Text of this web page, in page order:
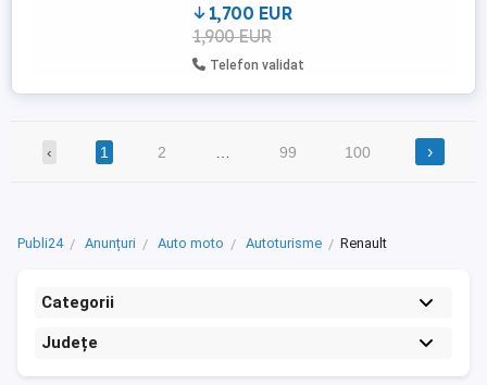
utilizare imediată. Autoturism ...
1,700 EUR
1,900 EUR
Telefon validat
‹ 1 2 99 100 ›
Publi24 Anunțuri Auto moto Autoturisme Renault
Categorii
Județe